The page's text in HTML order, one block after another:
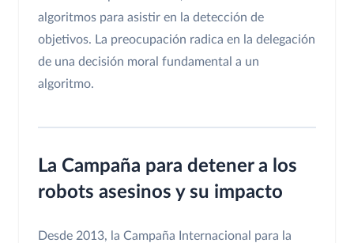
algoritmos para asistir en la detección de
objetivos. La preocupación radica en la delegación
de una decisión moral fundamental a un
algoritmo.
La Campaña para detener a los
robots asesinos y su impacto
Desde 2013, la Campaña Internacional para la